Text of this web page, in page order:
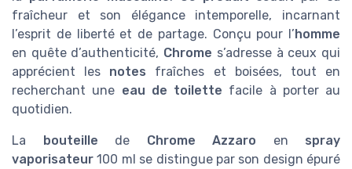
fraîcheur et son élégance intemporelle, incarnant
l’esprit de liberté et de partage. Conçu pour l’homme
en quête d’authenticité, Chrome s’adresse à ceux qui
apprécient les notes fraîches et boisées, tout en
recherchant une eau de toilette facile à porter au
quotidien.
La bouteille de Chrome Azzaro en spray
vaporisateur 100 ml se distingue par son design épuré